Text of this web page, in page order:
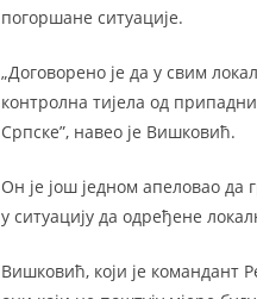
погоршане ситуације.
„Договорено је да у свим
контролна тијела од
Српске”, навео је Вишковић.
Он је још једном апеловао да
у ситуацију да одређене
Вишковић, који је командант